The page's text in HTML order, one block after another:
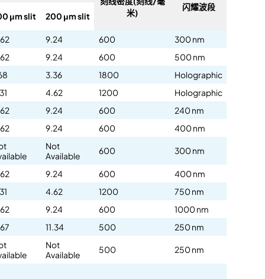
米)
闪耀波段
μm slit 200 μm slit
9.24 600
300 nm
9.24 600
500 nm
3.36 1800
Holographic
4.62 1200
Holographic
9.24 600
240 nm
9.24 600 400 nm
Not
Available
600 300 nm
9.24 600
400 nm
4.62 1200
750 nm
9.24 600
1000 nm
11.34 500
250 nm
Not
Available
500 250 nm